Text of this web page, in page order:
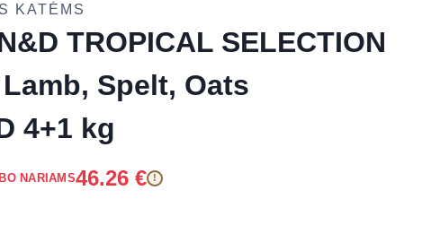
KATĖMS
TROPICAL SELECTION
Spelt, Oats
4+1 kg
NARIAMS46.26 € !